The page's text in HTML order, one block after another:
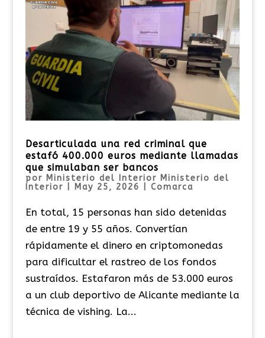
Desarticulada una red criminal que
estafó 400.000 euros mediante llamadas
que simulaban ser bancos
por Ministerio del Interior Ministerio del
Interior
May 25, 2026 Comarca
En total, 15 personas han sido detenidas
de entre 19 y 55 años. Convertían
rápidamente el dinero en criptomonedas
para dificultar el rastreo de los fondos
sustraídos. Estafaron más de 53.000 euros
a un club deportivo de Alicante mediante la
técnica de vishing. La...